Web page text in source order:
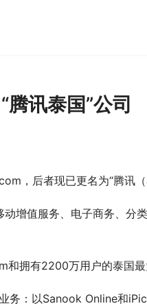
讯泰国”公司
，后者现已更名为“腾讯（
增值服务、电子商务、分
拥有2200万用户的泰国最
务：以Sanook Online和